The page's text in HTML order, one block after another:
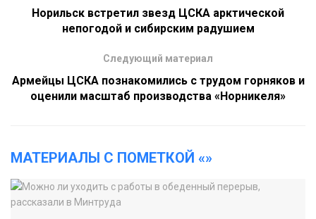
Норильск встретил звезд ЦСКА арктической
непогодой и сибирским радушием
Следующий материал
Армейцы ЦСКА познакомились с трудом горняков и
оценили масштаб производства «Норникеля»
МАТЕРИАЛЫ С ПОМЕТКОЙ «»